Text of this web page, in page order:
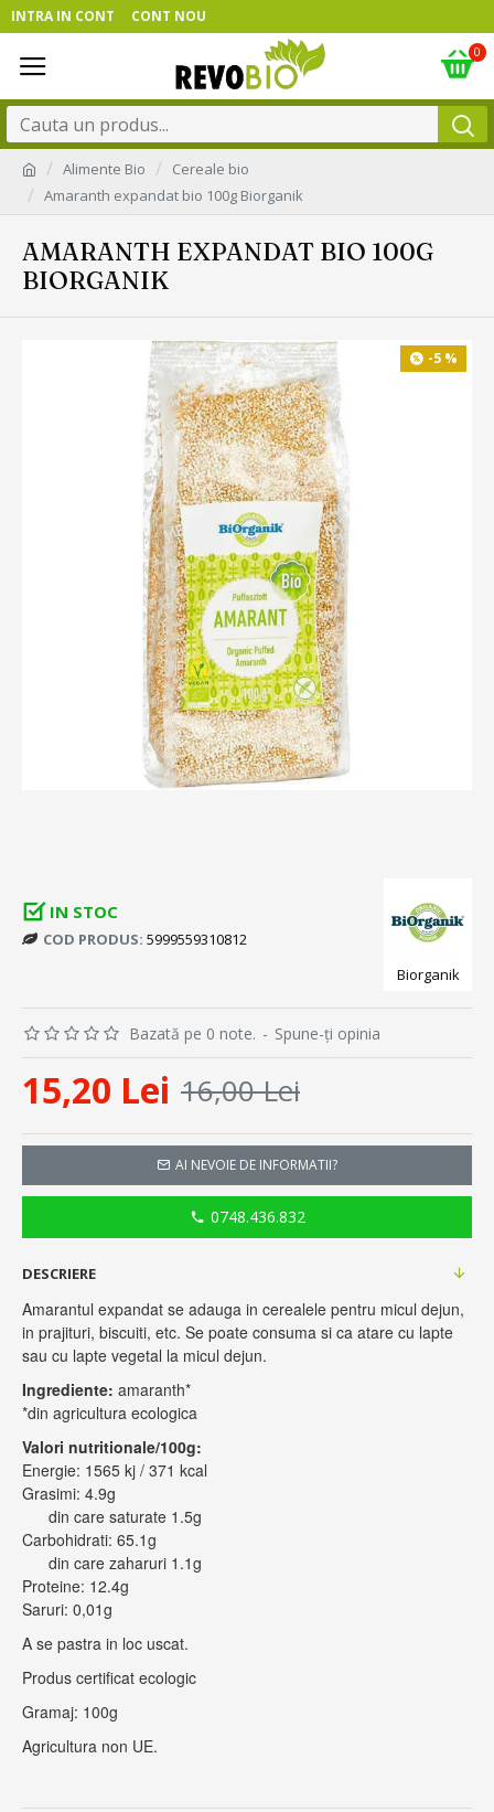
INTRA IN CONT CONT NOU
0
Alimente Bio
Cereale bio
Amaranth expandat bio 100g Biorganik
AMARANTH EXPANDAT BIO 100G
BIORGANIK
-5 %
IN STOC
COD PRODUS: 5999559310812
Biorganik
Bazată pe 0 note. - Spune-ţi opinia
15,20 Lei 16,00 Lei
AI NEVOIE DE INFORMATII?
0748.436.832
DESCRIERE
Amarantul expandat se adauga in cerealele pentru micul dejun,
in prajituri, biscuiti, etc. Se poate consuma si ca atare cu lapte
sau cu lapte vegetal la micul dejun.
Ingrediente: amaranth*
*din agricultura ecologica
Valori nutritionale/100g:
Energie: 1565 kj / 371 kcal
Grasimi: 4.9g
din care saturate 1.5g
Carbohidrati: 65.1g
din care zaharuri 1.1g
Proteine: 12.4g
Saruri: 0,01g
A se pastra in loc uscat.
Produs certificat ecologic
Gramaj: 100g
Agricultura non UE.